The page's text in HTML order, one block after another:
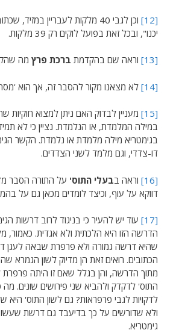
[12]
וכן לגבי 40 מלקות לעבריין
יכנו", ובכל זאת בפועל לוקים רק 39 מלקות.
[13] וראה שם בהקדמת ברכת פרץ מה
[14] לא מצאנו מקור להסבר זה, אך הוא
[15]
מעניין לבדוק האם ניתן למצוא חוקיות
במילה המלמדת, או הנלמדת. נציין כי לא
בגימטריא מילה מלמדת או נלמדת. הקשר
דו-צדדי, וגם מלמד לשני הצדדים.
[16] וראה בבעלי התוס' על התורה הסבר
דווקא על עוף, וכיצד לומדים מכאן גם על
[17]
עוד יש להעיר כי בניגוד לרוב דרשות
הדרשה הזו היא הלכתית ולא אגדית. כאמור,
שהיא דרשה גמורה ולא פרפרת שבאה לעגן
הכתובים. רואים זאת הן מדיוק לשון הגמרא
מתוך הדרשה, והן בגלל שאם זו היתה
התוס' לדקדק ולהביא שני פירושים שונים.
לדקויות לגבי פרפראות? גם לשון התוס' היא
ולא שדורשים על כך בדיעבד גם דרשת
גימטריא.